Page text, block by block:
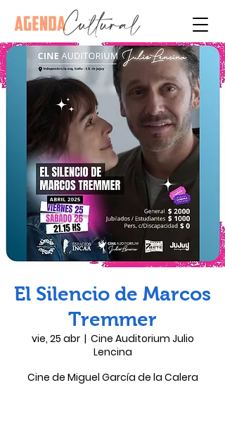
El Silencio de Marcos
Tremmer
vie, 25 abr
  |
Cine Auditorium Julio
Lencina
Cine de Miguel García de la Calera